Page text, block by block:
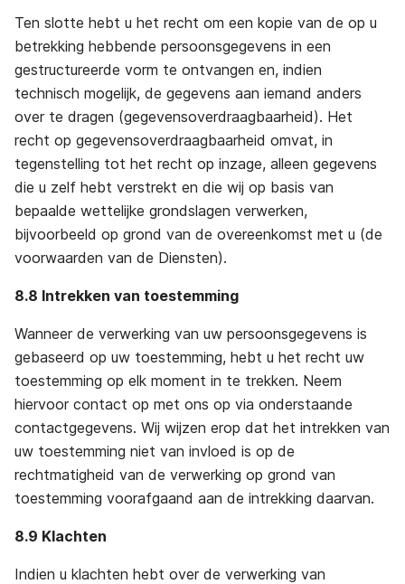
Ten slotte hebt u het recht om een kopie van de op u
betrekking hebbende persoonsgegevens in een
gestructureerde vorm te ontvangen en, indien
technisch mogelijk, de gegevens aan iemand anders
over te dragen (gegevensoverdraagbaarheid). Het
recht op gegevensoverdraagbaarheid omvat, in
tegenstelling tot het recht op inzage, alleen gegevens
die u zelf hebt verstrekt en die wij op basis van
bepaalde wettelijke grondslagen verwerken,
bijvoorbeeld op grond van de overeenkomst met u (de
voorwaarden van de Diensten).
8.8 Intrekken van toestemming
Wanneer de verwerking van uw persoonsgegevens is
gebaseerd op uw toestemming, hebt u het recht uw
toestemming op elk moment in te trekken. Neem
hiervoor contact op met ons op via onderstaande
contactgegevens. Wij wijzen erop dat het intrekken van
uw toestemming niet van invloed is op de
rechtmatigheid van de verwerking op grond van
toestemming voorafgaand aan de intrekking daarvan.
8.9 Klachten
Indien u klachten hebt over de verwerking van